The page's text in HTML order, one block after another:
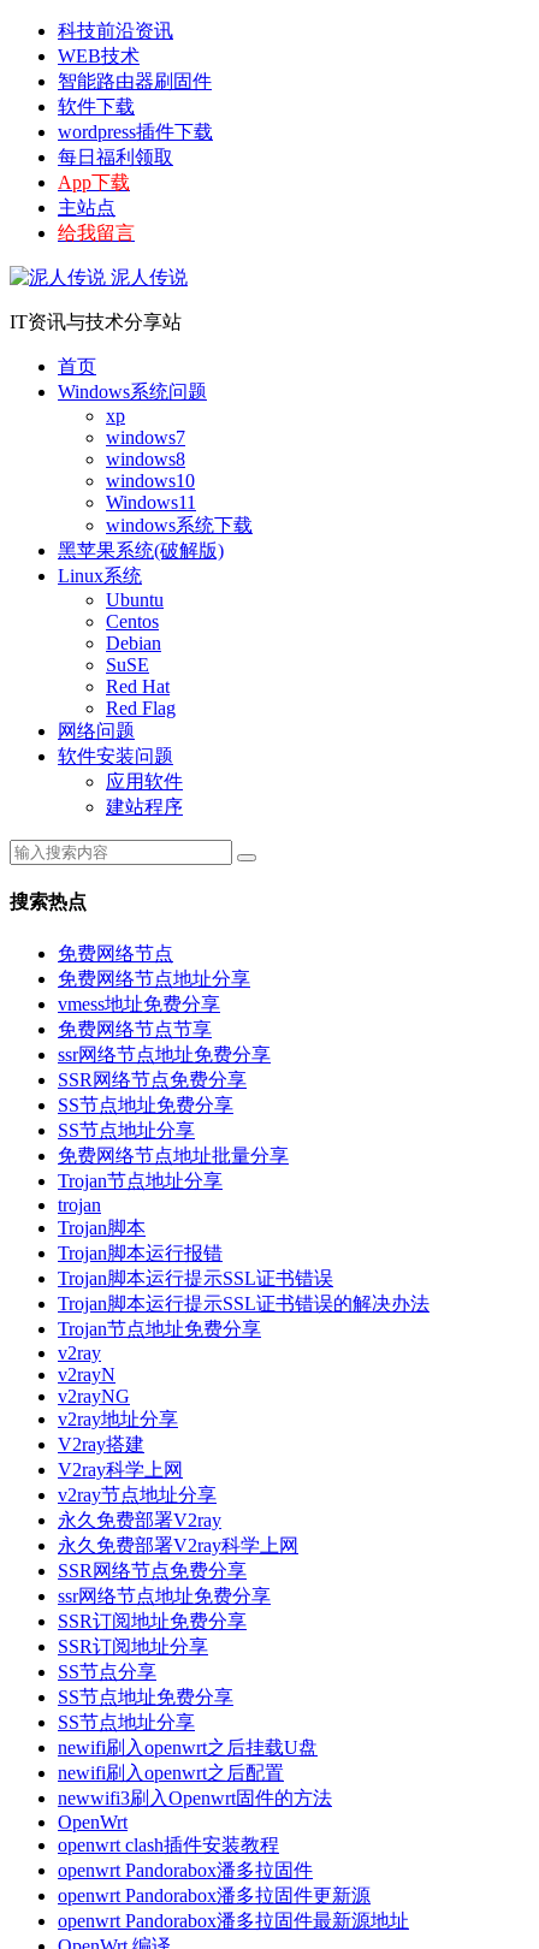
科技前沿资讯
WEB技术
智能路由器刷固件
软件下载
wordpress插件下载
每日福利领取
App下载
主站点
给我留言
泥人传说
IT资讯与技术分享站
首页
Windows系统问题
xp
windows7
windows8
windows10
Windows11
windows系统下载
黑苹果系统(破解版)
Linux系统
Ubuntu
Centos
Debian
SuSE
Red Hat
Red Flag
网络问题
软件安装问题
应用软件
建站程序
搜索热点
免费网络节点
免费网络节点地址分享
vmess地址免费分享
免费网络节点节享
ssr网络节点地址免费分享
SSR网络节点免费分享
SS节点地址免费分享
SS节点地址分享
免费网络节点地址批量分享
Trojan节点地址分享
trojan
Trojan脚本
Trojan脚本运行报错
Trojan脚本运行提示SSL证书错误
Trojan脚本运行提示SSL证书错误的解决办法
Trojan节点地址免费分享
v2ray
v2rayN
v2rayNG
v2ray地址分享
V2ray搭建
V2ray科学上网
v2ray节点地址分享
永久免费部署V2ray
永久免费部署V2ray科学上网
SSR网络节点免费分享
ssr网络节点地址免费分享
SSR订阅地址免费分享
SSR订阅地址分享
SS节点分享
SS节点地址免费分享
SS节点地址分享
newifi刷入openwrt之后挂载U盘
newifi刷入openwrt之后配置
newwifi3刷入Openwrt固件的方法
OpenWrt
openwrt clash插件安装教程
openwrt Pandorabox潘多拉固件
openwrt Pandorabox潘多拉固件更新源
openwrt Pandorabox潘多拉固件最新源地址